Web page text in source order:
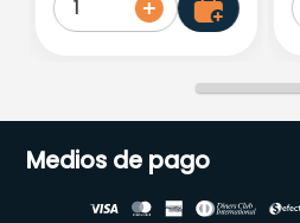
1
Medios de pago